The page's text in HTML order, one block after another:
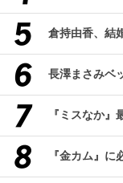
倉持由香、結
長澤まさみベ
『ミスなか
『金カム』に